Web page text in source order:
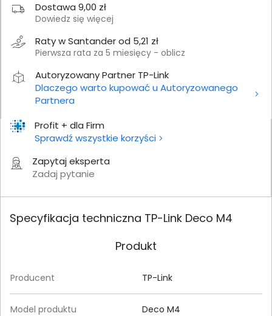
Profit + dla Firm
Sprawdź wszystkie korzyści
Zapytaj eksperta
Zadaj pytanie
Dostawa 9,00 zł
Dowiedz się więcej
Raty w Santander od 5,21 zł
Pierwsza rata za 5 miesięcy - oblicz
Autoryzowany Partner TP-Link
Dlaczego warto kupować u Autoryzowanego
Partnera
Specyfikacja techniczna TP-Link Deco M4
Produkt
Producent TP-Link
Model produktu Deco M4